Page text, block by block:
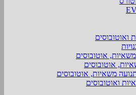
ואוטובוסים
אוטובוסים
אוטובוסים
משאיות, אוטובוסים
ואוטובוסים